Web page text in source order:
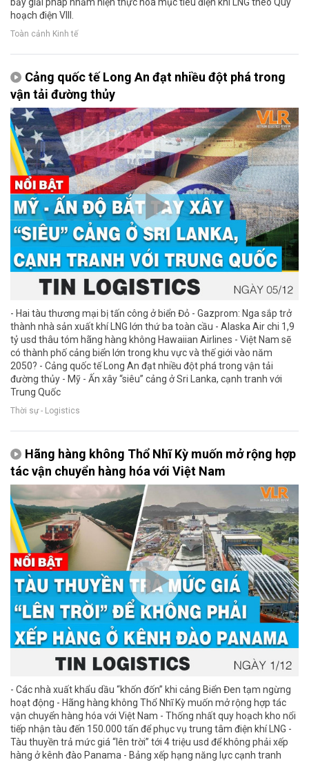
hoạch điện VIII.
Toàn cảnh Kinh tế
Cảng quốc tế Long An đạt nhiều đột phá trong
vận tải đường thủy
- Hai tàu thương mại bị tấn công ở biển Đỏ - Gazprom: Nga sắp trở
thành nhà sản xuất khí LNG lớn thứ ba toàn cầu - Alaska Air chi 1,9
tỷ usd thâu tóm hãng hàng không Hawaiian Airlines - Việt Nam sẽ
có thành phố cảng biển lớn trong khu vực và thế giới vào năm
2050? - Cảng quốc tế Long An đạt nhiều đột phá trong vận tải
đường thủy - Mỹ - Ấn xây “siêu” cảng ở Sri Lanka, cạnh tranh với
Trung Quốc
Thời sự - Logistics
Hãng hàng không Thổ Nhĩ Kỳ muốn mở rộng hợp
tác vận chuyển hàng hóa với Việt Nam
- Các nhà xuất khẩu dầu “khốn đốn” khi cảng Biển Đen tạm ngừng
hoạt động - Hãng hàng không Thổ Nhĩ Kỳ muốn mở rộng hợp tác
vận chuyển hàng hóa với Việt Nam - Thống nhất quy hoạch kho nổi
tiếp nhận tàu đến 150.000 tấn để phục vụ trung tâm điện khí LNG -
Tàu thuyền trả mức giá “lên trời” tới 4 triệu usd để không phải xếp
hàng ở kênh đào Panama - Bảng xếp hạng năng lực cạnh tranh